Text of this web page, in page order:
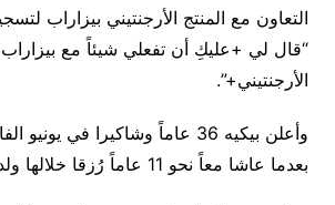
التعاون مع المنتج الأرجنتيني بيزاراب
“قال لي +عليكِ أن تفعلي شيئاً مع بيزاراب،
الأرجنتيني+”.
وأعلن بيكيه 36 عاماً وشاكيرا في
بعدما عاشا معاً نحو 11 عاماً رُزقا خلالها ولدين: ميلان وساشا.